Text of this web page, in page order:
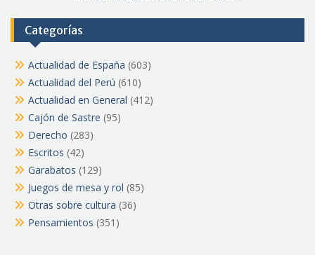
Categorías
Actualidad de España (603)
Actualidad del Perú (610)
Actualidad en General (412)
Cajón de Sastre (95)
Derecho (283)
Escritos (42)
Garabatos (129)
Juegos de mesa y rol (85)
Otras sobre cultura (36)
Pensamientos (351)